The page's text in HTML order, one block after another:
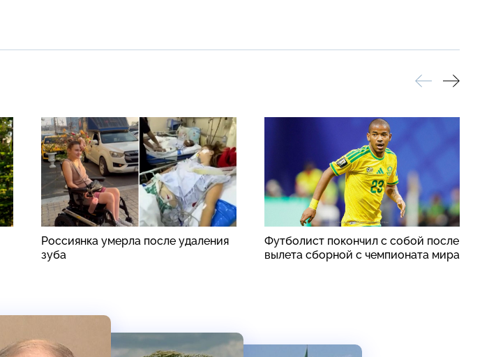
Россиянка умерла после удаления
зуба
Футболист покончил с собой после
вылета сборной с чемпионата мира